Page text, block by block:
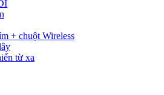
+ chuột Wireless
từ xa